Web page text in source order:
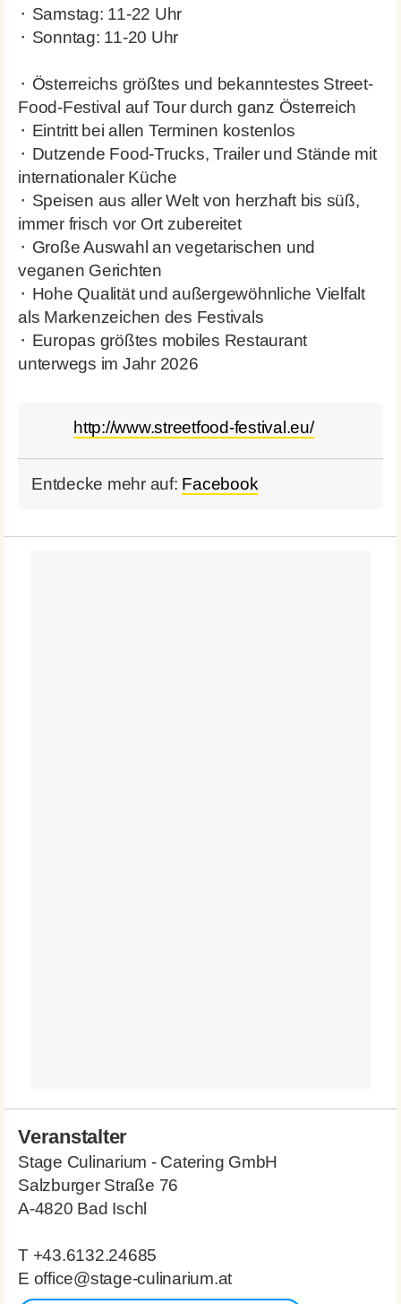
⬝ Samstag: 11-22 Uhr
⬝ Sonntag: 11-20 Uhr
⬝ Österreichs größtes und bekanntestes Street-
Food-Festival auf Tour durch ganz Österreich
⬝ Eintritt bei allen Terminen kostenlos
⬝ Dutzende Food-Trucks, Trailer und Stände mit
internationaler Küche
⬝ Speisen aus aller Welt von herzhaft bis süß,
immer frisch vor Ort zubereitet
⬝ Große Auswahl an vegetarischen und
veganen Gerichten
⬝ Hohe Qualität und außergewöhnliche Vielfalt
als Markenzeichen des Festivals
⬝ Europas größtes mobiles Restaurant
unterwegs im Jahr 2026
http://www.streetfood-festival.eu/
Entdecke mehr auf: Facebook
Veranstalter
Stage Culinarium - Catering GmbH
Salzburger Straße 76
A-4820 Bad Ischl
T +43.6132.24685
E office@stage-culinarium.at